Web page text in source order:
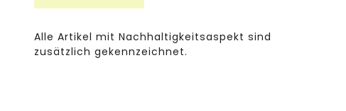
Alle Artikel mit Nachhaltigkeitsaspekt sind
zusätzlich gekennzeichnet.